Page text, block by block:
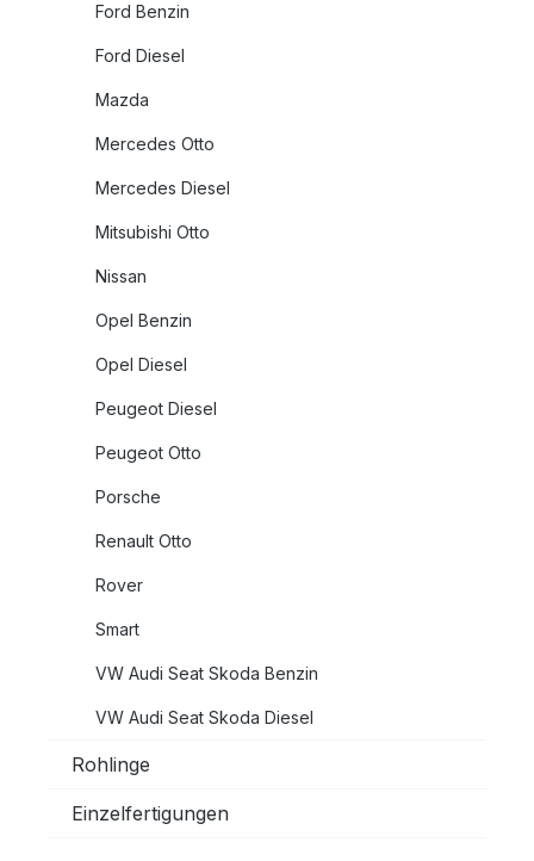
Ford Benzin
Ford Diesel
Mazda
Mercedes Otto
Mercedes Diesel
Mitsubishi Otto
Nissan
Opel Benzin
Opel Diesel
Peugeot Diesel
Peugeot Otto
Porsche
Renault Otto
Rover
Smart
VW Audi Seat Skoda Benzin
VW Audi Seat Skoda Diesel
Rohlinge
Einzelfertigungen